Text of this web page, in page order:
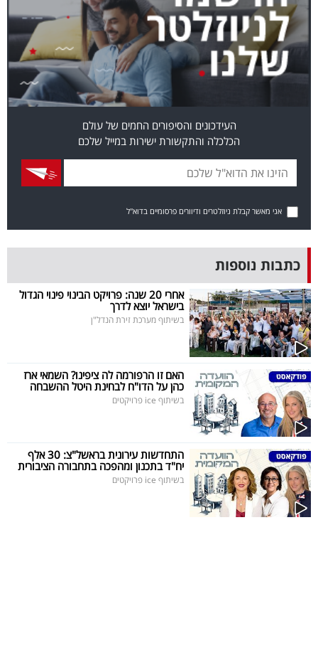
40
UNDER
40
דרושים
מייל
אדום
פרסמו
באייס
עקבו
אחרינו:
העידכונים והסיפורים החמים של עולם
הכלכלה והתקשורת ישירות במייל שלכם
אני מאשר קבלת ניוזלטרים ודיוורים פרסומיים בדוא"ל
כתבות נוספות
אחרי 20 שנה: פרויקט הבינוי פינוי הגדול
בישראל יוצא לדרך
בשיתוף מערכת זירת הנדל"ן
האם זו הרפורמה לה ציפינו? השמאי ארז
כהן על הדו"ח לבחינת היטל ההשבחה
בשיתוף ice פרויקטים
התחדשות עירונית בראשל"צ: 30 אלף
יח"ד בתכנון ומהפכה בתחבורה הציבורית
בשיתוף ice פרויקטים